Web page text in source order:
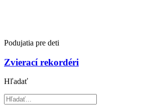
Podujatia pre deti
Zvierací rekordéri
Hľadať